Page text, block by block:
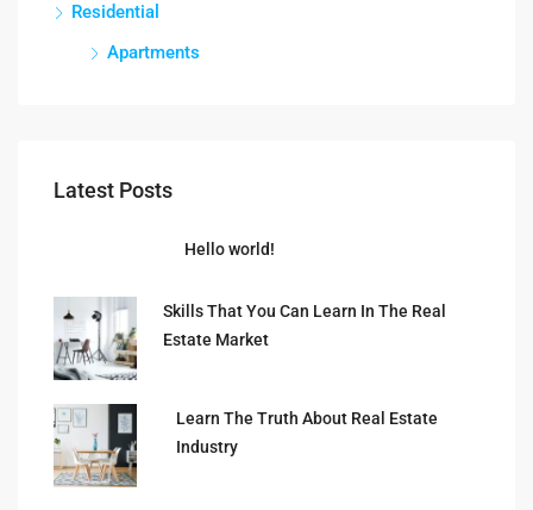
Residential
Apartments
Latest Posts
Hello world!
Skills That You Can Learn In The Real
Estate Market
Learn The Truth About Real Estate
Industry